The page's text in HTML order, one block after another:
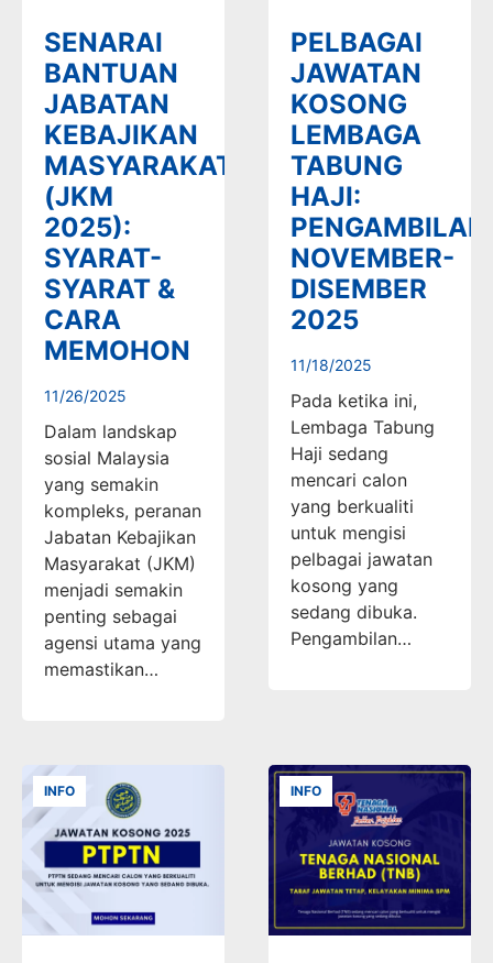
SENARAI
BANTUAN
JABATAN
KEBAJIKAN
MASYARAKAT
(JKM
2025):
SYARAT-
SYARAT &
CARA
MEMOHON
11/26/2025
Dalam landskap
sosial Malaysia
yang semakin
kompleks, peranan
Jabatan Kebajikan
Masyarakat (JKM)
menjadi semakin
penting sebagai
agensi utama yang
memastikan…
PELBAGAI
JAWATAN
KOSONG
LEMBAGA
TABUNG
HAJI:
PENGAMBILAN
NOVEMBER-
DISEMBER
2025
11/18/2025
Pada ketika ini,
Lembaga Tabung
Haji sedang
mencari calon
yang berkualiti
untuk mengisi
pelbagai jawatan
kosong yang
sedang dibuka.
Pengambilan…
INFO INFO